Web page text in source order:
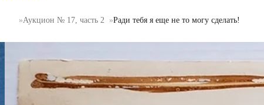
Аукцион № 17, часть 2 Ради тебя я еще не то могу сделать!